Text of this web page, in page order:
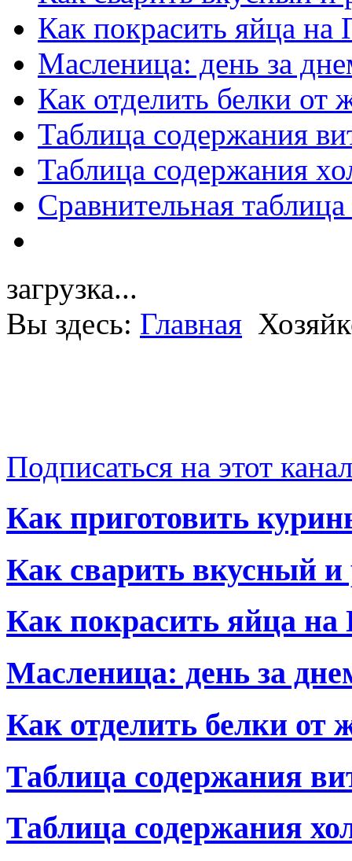
Как покрасить яйца на
Масленица: день за
Как отделить белки от
Таблица содержания
Таблица содержания
Сравнительная
загрузка...
Вы здесь: Главная
Подписаться на этот
Как приготовить
Как сварить вкусный
Как покрасить яйца на
Масленица: день за
Как отделить белки от
Таблица содержания
Таблица содержания